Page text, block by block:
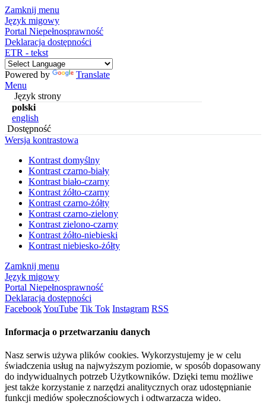
Zamknij menu
Język migowy
Portal Niepełnosprawność
Deklaracja dostępności
ETR - tekst
Powered by
Translate
Menu
Język strony
polski
english
Dostępność
Wersja kontrastowa
Kontrast domyślny
Kontrast czarno-biały
Kontrast biało-czarny
Kontrast żółto-czarny
Kontrast czarno-żółty
Kontrast czarno-zielony
Kontrast zielono-czarny
Kontrast żółto-niebieski
Kontrast niebiesko-żółty
Zamknij menu
Język migowy
Portal Niepełnosprawność
Deklaracja dostępności
FacebookYouTube Tik Tok Instagram RSS
Informacja o przetwarzaniu danych
Nasz serwis używa plików cookies. Wykorzystujemy je w celu
świadczenia usług na najwyższym poziomie, w sposób dopasowany
do indywidualnych potrzeb Użytkowników. Dzięki temu możliwe
jest także korzystanie z narzędzi analitycznych oraz udostępnianie
funkcji mediów społecznościowych i odtwarzacza wideo.